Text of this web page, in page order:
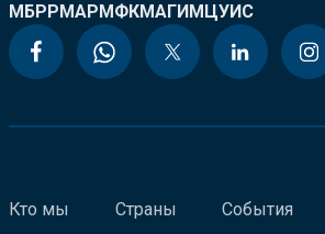
МБРРМАРМФКМАГИМЦУИС
Кто мы Страны События